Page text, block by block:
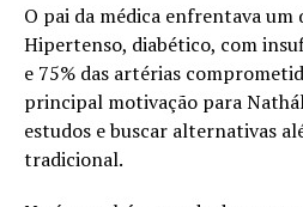
O pai da médica enfrentava um
Hipertenso, diabético, com
e 75% das artérias
principal motivação para
estudos e buscar alternativas
tradicional.